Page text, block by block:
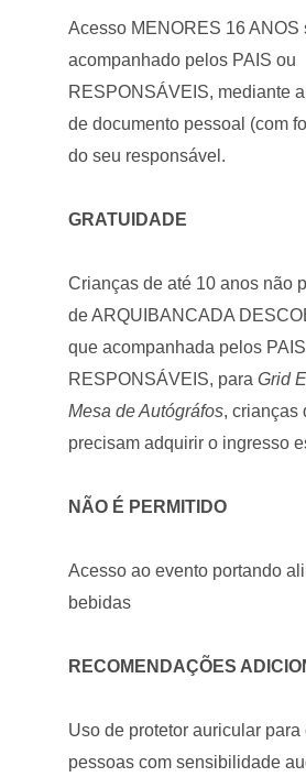
Acesso MENORES 16 ANOS
acompanhado pelos PAIS ou
RESPONSÁVEIS, mediante
de documento pessoal (com
do seu responsável.
GRATUIDADE
Crianças de até 10 anos não
de ARQUIBANCADA
que acompanhada pelos
RESPONSÁVEIS, paraGrid
Mesa de Autógráfos, crianças
precisam adquirir o ingresso
NÃO É PERMITIDO
Acesso ao evento portando
bebidas
RECOMENDAÇÕES
Uso de protetor auricular para
pessoas com sensibilidade